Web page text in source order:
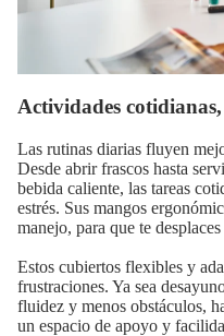
Actividades
Las rutinas diarias fluyen
Desde abrir frascos hasta
bebida caliente, las tareas
estrés. Sus mangos
manejo, para que te
Estos cubiertos flexibles y
frustraciones. Ya sea
fluidez y menos obstáculos,
un espacio de apoyo y